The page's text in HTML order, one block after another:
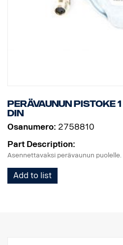
Perävaunun pistoke 1
DIN
Osanumero: 2758810
Part Description:
Asennettavaksi perävaunun puolelle.
Add to list